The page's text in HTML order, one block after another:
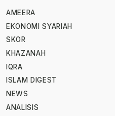
AMEERA
EKONOMI SYARIAH
SKOR
KHAZANAH
IQRA
ISLAM DIGEST
NEWS
ANALISIS